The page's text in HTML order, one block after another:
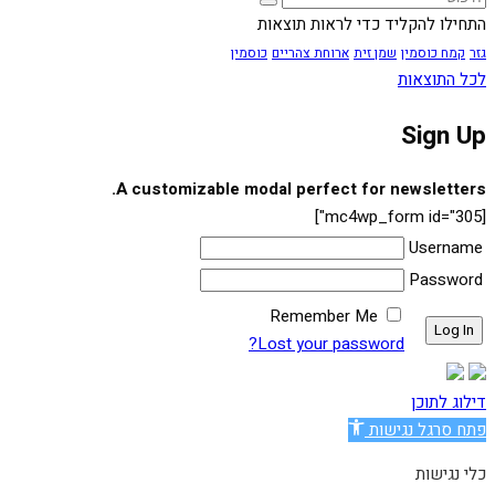
התחילו להקליד כדי לראות תוצאות
גזר קמח כוסמין שמן זית ארוחת צהריים כוסמין
לכל התוצאות
Sign Up
A customizable modal perfect for newsletters.
[mc4wp_form id="305"]
Username
Password
Remember Me
Lost your password?
דילוג לתוכן
פתח סרגל נגישות
כלי נגישות